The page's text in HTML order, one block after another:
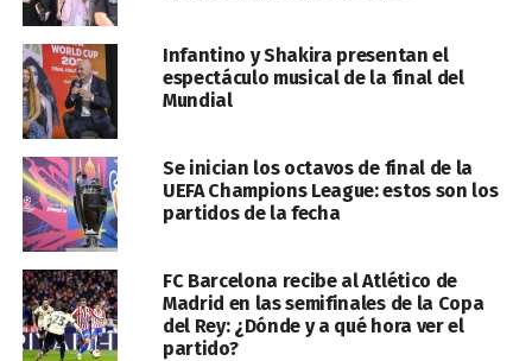
Infantino y Shakira presentan el
espectáculo musical de la final del
Mundial
Se inician los octavos de final de la
UEFA Champions League: estos son los
partidos de la fecha
FC Barcelona recibe al Atlético de
Madrid en las semifinales de la Copa
del Rey: ¿Dónde y a qué hora ver el
partido?